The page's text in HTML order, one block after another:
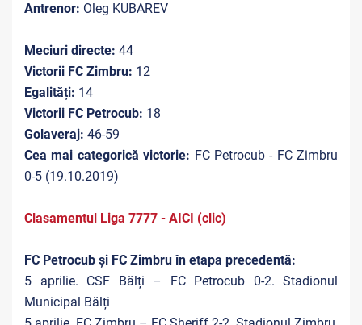
Antrenor: Oleg KUBAREV
Meciuri directe: 44
Victorii FC Zimbru: 12
Egalități: 14
Victorii FC Petrocub: 18
Golaveraj: 46-59
Cea mai categorică victorie: FC Petrocub - FC Zimbru
0-5 (19.10.2019)
Clasamentul Liga 7777 - AICI (clic)
FC Petrocub și FC Zimbru în etapa precedentă:
5 aprilie. CSF Bălți – FC Petrocub 0-2. Stadionul
Municipal Bălți